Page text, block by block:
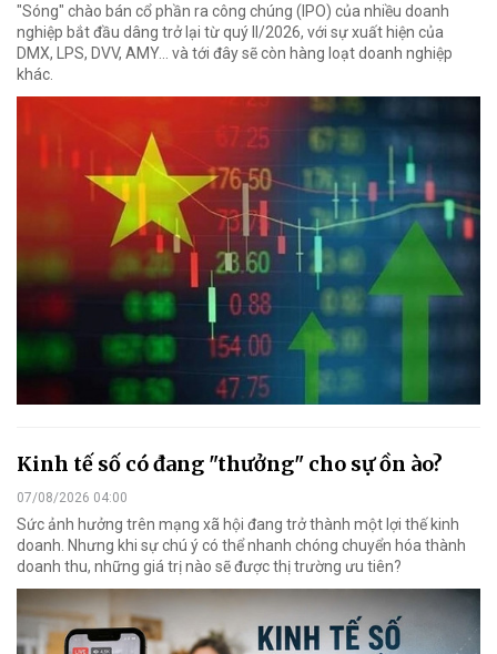
"Sóng" chào bán cổ phần ra công chúng (IPO) của nhiều doanh
nghiệp bắt đầu dâng trở lại từ quý II/2026, với sự xuất hiện của
DMX, LPS, DVV, AMY... và tới đây sẽ còn hàng loạt doanh nghiệp
khác.
Kinh tế số có đang "thưởng" cho sự ồn ào?
07/08/2026 04:00
Sức ảnh hưởng trên mạng xã hội đang trở thành một lợi thế kinh
doanh. Nhưng khi sự chú ý có thể nhanh chóng chuyển hóa thành
doanh thu, những giá trị nào sẽ được thị trường ưu tiên?